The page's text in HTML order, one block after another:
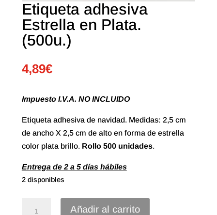
Etiqueta adhesiva
Estrella en Plata.
(500u.)
4,89€
Impuesto I.V.A. NO INCLUIDO
Etiqueta adhesiva de navidad. Medidas: 2,5 cm
de ancho X 2,5 cm de alto en forma de estrella
color plata brillo.Rollo 500 unidades.
Entrega de 2 a 5 días hábiles
2 disponibles
Añadir al carrito